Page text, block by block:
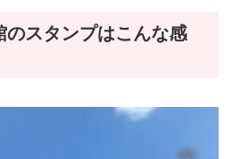
のスタンプはこんな感